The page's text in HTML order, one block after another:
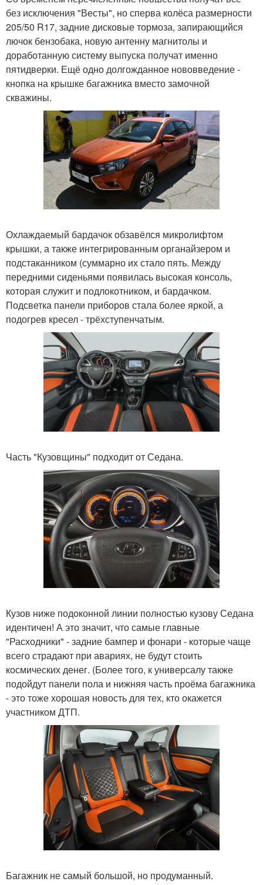
без исключения "Весты", но сперва колёса размерности
205/50 R17, задние дисковые тормоза, запирающийся
лючок бензобака, новую антенну магнитолы и
доработанную систему выпуска получат именно
пятидверки. Ещё одно долгожданное нововведение -
кнопка на крышке багажника вместо замочной
скважины.
Охлаждаемый бардачок обзавёлся микролифтом
крышки, а также интегрированным органайзером и
подстаканником (суммарно их стало пять. Между
передними сиденьями появилась высокая консоль,
которая служит и подлокотником, и бардачком.
Подсветка панели приборов стала более яркой, а
подогрев кресел - трёхступенчатым.
Часть "Кузовщины" подходит от Седана.
Кузов ниже подоконной линии полностью кузову Седана
идентичен! А это значит, что самые главные
"Расходники" - задние бампер и фонари - которые чаще
всего страдают при авариях, не будут стоить
космических денег. (Более того, к универсалу также
подойдут панели пола и нижняя часть проёма багажника
- это тоже хорошая новость для тех, кто окажется
участником ДТП.
Багажник не самый большой, но продуманный.